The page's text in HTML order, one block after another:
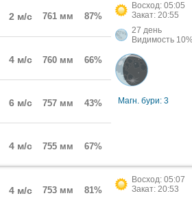
2 м/с 761 мм 87%
4 м/с 760 мм 66%
6 м/с 757 мм 43%
4 м/с 755 мм 67%
Восход: 05:05
Закат: 20:55
27 день
Видимость
Магн. бури: 3
4 м/с 753 мм 81%
Восход: 05:07
Закат: 20:53